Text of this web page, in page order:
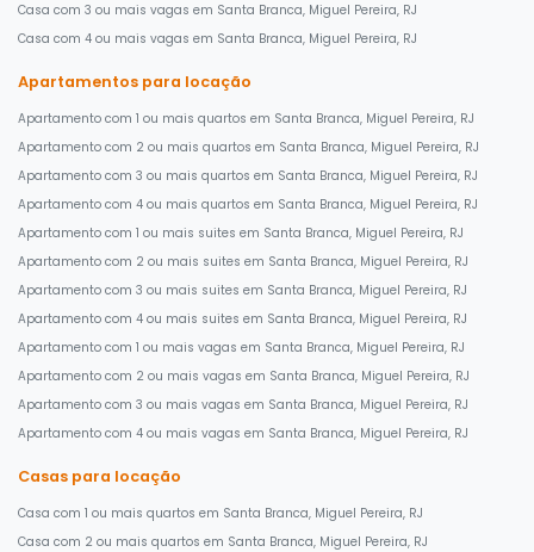
Casa com 3 ou mais vagas em Santa Branca, Miguel Pereira, RJ
Casa com 4 ou mais vagas em Santa Branca, Miguel Pereira, RJ
Apartamentos para locação
Apartamento com 1 ou mais quartos em Santa Branca, Miguel Pereira, RJ
Apartamento com 2 ou mais quartos em Santa Branca, Miguel Pereira, RJ
Apartamento com 3 ou mais quartos em Santa Branca, Miguel Pereira, RJ
Apartamento com 4 ou mais quartos em Santa Branca, Miguel Pereira, RJ
Apartamento com 1 ou mais suites em Santa Branca, Miguel Pereira, RJ
Apartamento com 2 ou mais suites em Santa Branca, Miguel Pereira, RJ
Apartamento com 3 ou mais suites em Santa Branca, Miguel Pereira, RJ
Apartamento com 4 ou mais suites em Santa Branca, Miguel Pereira, RJ
Apartamento com 1 ou mais vagas em Santa Branca, Miguel Pereira, RJ
Apartamento com 2 ou mais vagas em Santa Branca, Miguel Pereira, RJ
Apartamento com 3 ou mais vagas em Santa Branca, Miguel Pereira, RJ
Apartamento com 4 ou mais vagas em Santa Branca, Miguel Pereira, RJ
Casas para locação
Casa com 1 ou mais quartos em Santa Branca, Miguel Pereira, RJ
Casa com 2 ou mais quartos em Santa Branca, Miguel Pereira, RJ